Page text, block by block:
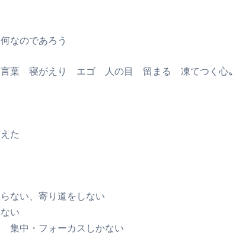
なのであろう
言葉 寝がえり エゴ 人の目 留まる 凍てつく心〟
た
ない、寄り道をしない
い
集中・フォーカスしかない